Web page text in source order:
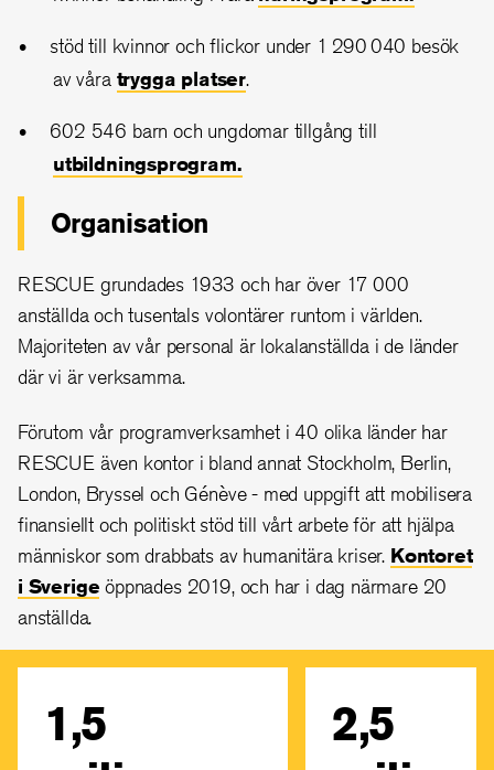
stöd till kvinnor och flickor under 1 290 040 besök
av våra trygga platser.
602 546 barn och ungdomar tillgång till
utbildningsprogram.
Organisation
RESCUE grundades 1933 och har över 17 000
anställda och tusentals volontärer runtom i världen.
Majoriteten av vår personal är lokalanställda i de länder
där vi är verksamma.
Förutom vår programverksamhet i 40 olika länder har
RESCUE även kontor i bland annat Stockholm, Berlin,
London, Bryssel och Génève - med uppgift att mobilisera
finansiellt och politiskt stöd till vårt arbete för att hjälpa
människor som drabbats av humanitära kriser. Kontoret
i Sverige öppnades 2019, och har i dag närmare 20
anställda.
1,5
Läs mer om hur och varför vi
arbetar med kontantstöd
under kriser och katastrofer.
2,5
Att ha tillgång till
sanitet och
mänsklig rättighet